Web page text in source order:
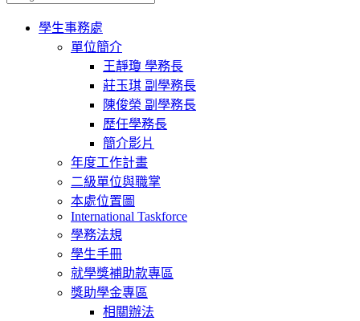
Toggle
navigation
學生事務處
單位簡介
王靜瓊 學務長
莊玉琪 副學務長
陳俊榮 副學務長
歷任學務長
簡介影片
年度工作計畫
二級單位與職掌
本處位置圖
International Taskforce
學務法規
學生手冊
就學獎補助款專區
獎助學金專區
相關辦法